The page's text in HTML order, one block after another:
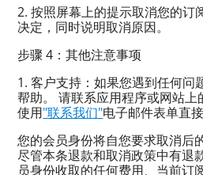
2. 按照屏幕上的提示取消您的订
决定，同时说明取消原因。
步骤 4：其他注意事项
1. 客户支持：如果您遇到任何问
帮助。 请联系应用程序或网站
使用"联系我们"电子邮件表单直
您的会员身份将自您要求取消后
尽管本条退款和取消政策中有退
员身份收取的任何费用、当前订